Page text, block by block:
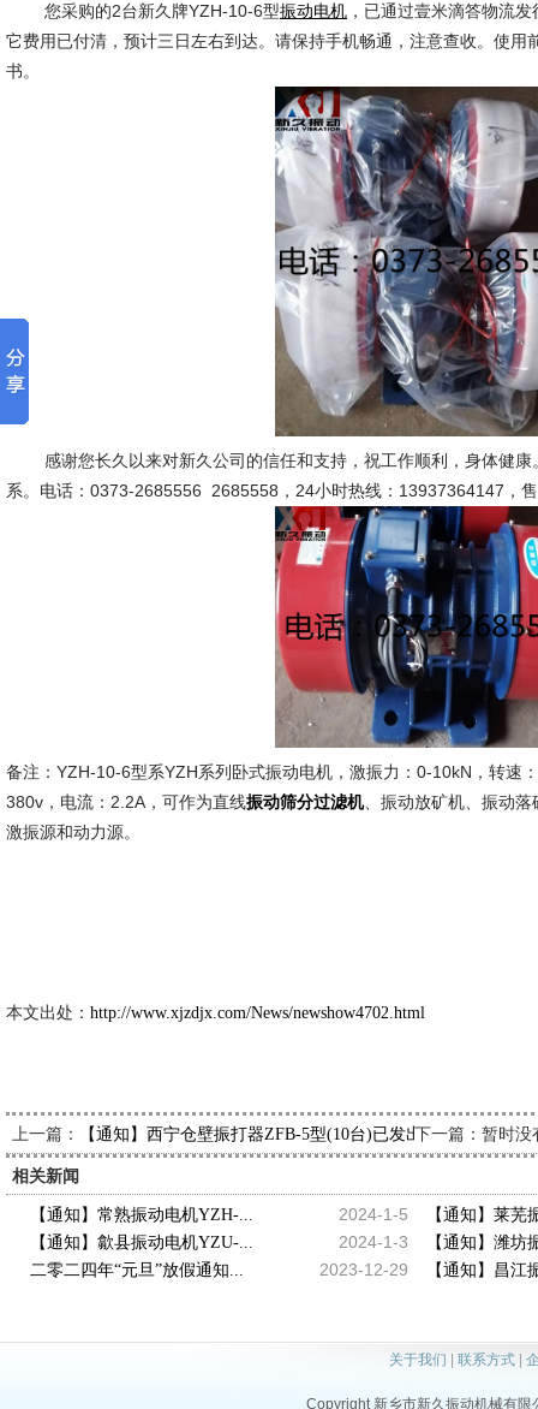
您采购的2台新久牌YZH-10-6型振动电机 ，已通过壹米滴答物流
它费用已付清，预计三日左右到达。请保持手机畅通，注意查收。使用
书。
感谢您长久以来对新久公司的信任和支持，祝工作顺利，身体健康
系。电话：0373-2685556 2685558，24小时热线：13937364147，
备注：YZH-10-6型系YZH系列卧式振动电机，激振力：0-10kN，转速
380v，电流：2.2A，可作为直线振动筛分过滤机、振动放矿机、振动
激振源和动力源。
本文出处： http://www.xjzdjx.com/News/newshow4702.html
上一篇： 【通知】西宁仓壁振打器ZFB-5型(10台)已发出，请李经理查
下一篇：暂时没
相关新闻
2024-1-5
【通知】常熟振动电机YZH-... 【通知】莱芜
2024-1-3
【通知】歙县振动电机YZU-... 【通知】潍坊
2023-12-29
二零二四年“元旦”放假通知... 【通知】昌江
关于我们 联系方式|
Copyright 新乡市新久振动机械有